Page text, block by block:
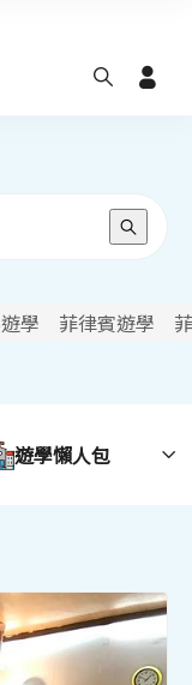
學 菲律賓遊學
遊學懶人包